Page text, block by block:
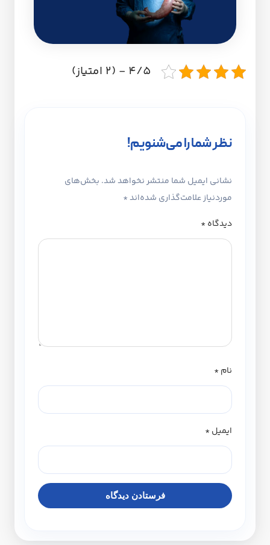
4/5 - (2 امتیاز)
نظر شما را می‌شنویم!
نشانی ایمیل شما منتشر نخواهد شد. بخش‌های
موردنیاز علامت‌گذاری شده‌اند*
دیدگاه*
نام*
ایمیل*